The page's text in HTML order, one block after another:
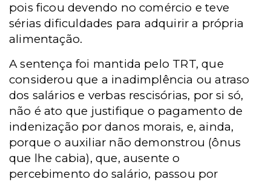
pois ficou devendo no comércio e teve
sérias dificuldades para adquirir a própria
alimentação.
A sentença foi mantida pelo TRT, que
considerou que a inadimplência ou atraso
dos salários e verbas rescisórias, por si só,
não é ato que justifique o pagamento de
indenização por danos morais, e, ainda,
porque o auxiliar não demonstrou (ônus
que lhe cabia), que, ausente o
percebimento do salário, passou por